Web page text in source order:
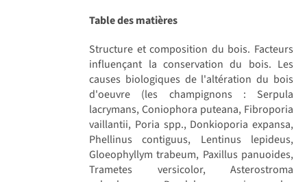
Table des matières
Structure et composition du bois. Facteurs
influençant la conservation du bois. Les
causes biologiques de l'altération du bois
d'oeuvre (les champignons : Serpula
lacrymans, Coniophora puteana, Fibroporia
vaillantii, Poria spp., Donkioporia expansa,
Phellinus contiguus, Lentinus lepideus,
Gloeophyllym trabeum, Paxillus panuoides,
Trametes versicolor, Asterostroma